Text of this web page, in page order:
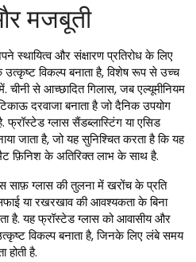
मजबूती
स्थायित्व और संक्षारण प्रतिरोध के लिए
उत्कृष्ट विकल्प बनाता है, विशेष रूप से उच्च
में. चीनी से आच्छादित गिलास, जब एल्यूमीनियम
दरवाजा बनाता है जो दैनिक उपयोग
ग्लास सैंडब्लास्टिंग या एसिड
जाता है, जो यह सुनिश्चित करता है कि यह
फ़िनिश के अतिरिक्त लाभ के साथ है.
साफ़ ग्लास की तुलना में खरोंच के प्रति
या रखरखाव की आवश्यकता के बिना
है. यह फ्रॉस्टेड ग्लास को आवासीय और
विकल्प बनाता है, जिनके लिए लंबे समय
है.